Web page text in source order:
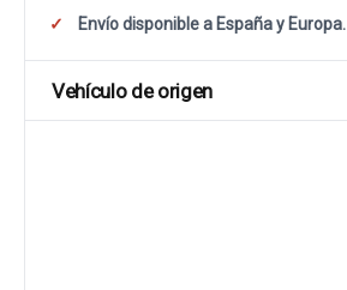
Envío disponible a España y Europa.
Vehículo de origen